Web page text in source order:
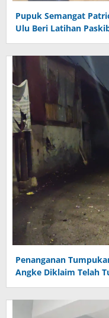
Pupuk Semangat
Ulu Beri Latihan
Penanganan
Angke Diklaim Telah